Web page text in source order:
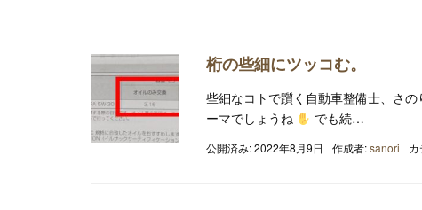
桁の些細にツッコむ。
些細なコトで躓く自動車整備士、さ
ーマでしょうね
でも続…
公開済み: 2022年8月9日 作成者:sanori